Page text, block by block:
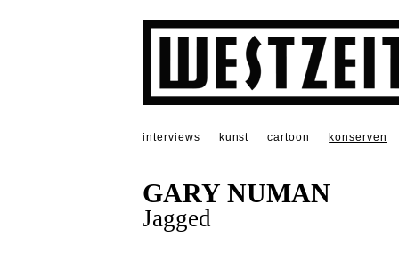
interviews kunst cartoon konserven
GARY NUMAN
Jagged